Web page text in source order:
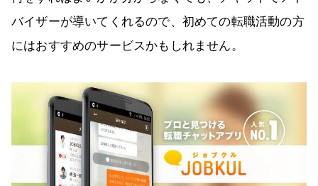
バイザーが導いてくれるので、初めての転職活動の方
にはおすすめのサービスかもしれません。